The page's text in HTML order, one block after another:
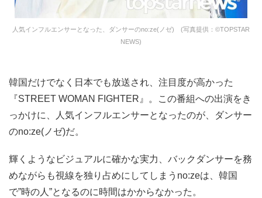
人気インフルエンサーとなった、ダンサーのno:ze(ノゼ) (写真提供：©TOPSTAR
NEWS)
韓国だけでなく日本でも放送され、注目度が高かった
『STREET WOMAN FIGHTER』。この番組への出演をき
っかけに、人気インフルエンサーとなったのが、ダンサー
のno:ze(ノゼ)だ。
輝くようなビジュアルに確かな実力、バックダンサーを務
めながらも視線を独り占めにしてしまうno:zeは、韓国
で”時の人”となるのに時間はかからなかった。